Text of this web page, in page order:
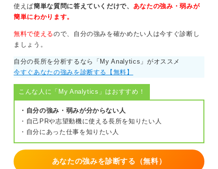
使えば簡単な質問に答えていくだけで、 あなたの強み・弱みが
簡単にわかります。
無料で使えるので、自分の強みを確かめたい人は今すぐ診断し
ましょう。
自分の長所を分析するなら「My Analytics」がオススメ
今すぐあなたの強みを診断する【無料】
こんな人に「My Analytics」はおすすめ！
・自分の強み・弱みが分からない人
・自己PRや志望動機に使える長所を知りたい人
・自分にあった仕事を知りたい人
あなたの強みを診断する（無料）